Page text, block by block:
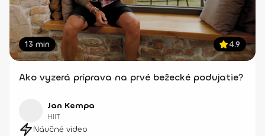
13 min 4.9
Ako vyzerá príprava na prvé bežecké podujatie?
Jan Kempa
HIIT
Náučné video